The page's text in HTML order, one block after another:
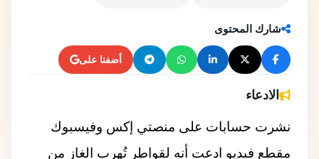
شارك المحتوى
أضفنا على
الادعاء
نشرت حسابات على منصتي إكس وفيسبوك
مقطع فيديو ادعت أنه لقواطر تُهرب الغاز من